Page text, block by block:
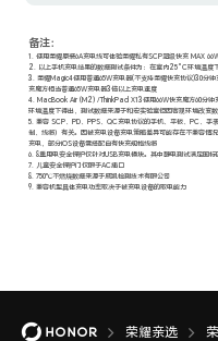
备注：
1. 使用荣耀原装6A充电线可体验荣耀私有SCP超级快充 MAX
2. 以上手机充电结果的数据测试条件为：在室内25°C环境温度
3. 荣耀Magic4使用普通65W充电器(不支持荣耀快充协议)30分
充魔方相当普通65W充电器3倍以上充电速度
4. MacBook Air (M2) /ThinkPad X13使用66W快充魔方60分钟
环境温度下得出，测试数据来源于和宏实验室但因客观环境改变
5. 兼容 SCP、PD、PPS、QC充电协议的手机、平板、PC、手
制、线缆）有关。因被充电设备充电策略差异可能存在不兼容情
充电，部分iOS设备需搭配自有快充规格线缆
6. 8重用电安全保护仅针对USB充电模块。其中静电测试满足国
7. 儿童安全保护门仅限于AC插口
8. 750℃不燃烧数据来源于威凯检测技术有限公司
9. 兼容机型具体充电功率取决于被充电设备的取电能力
荣耀亲选